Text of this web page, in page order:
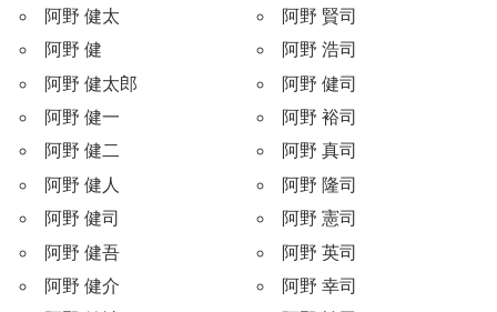
阿野 健太
阿野 健
阿野 健太郎
阿野 健一
阿野 健二
阿野 健人
阿野 健司
阿野 健吾
阿野 健介
阿野 賢司
阿野 浩司
阿野 健司
阿野 裕司
阿野 真司
阿野 隆司
阿野 憲司
阿野 英司
阿野 幸司